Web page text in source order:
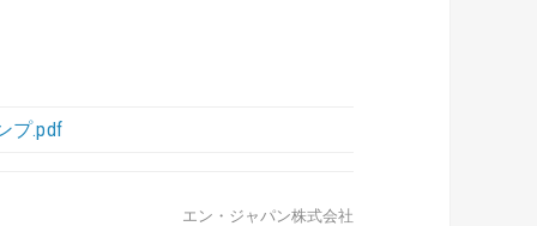
プ.pdf
エン・ジャパン株式会社